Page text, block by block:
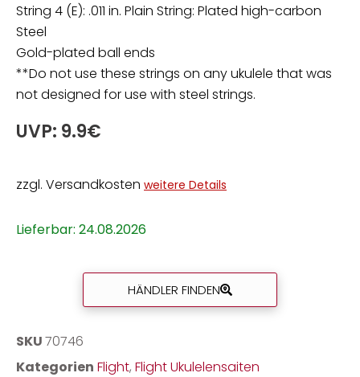
String 4 (E): .011 in. Plain String: Plated high-carbon
Steel
Gold-plated ball ends
**Do not use these strings on any ukulele that was
not designed for use with steel strings.
UVP: 9.9€
zzgl. Versandkosten weitere Details
Lieferbar: 24.08.2026
HÄNDLER FINDEN
SKU70746
Kategorien Flight, Flight Ukulelensaiten